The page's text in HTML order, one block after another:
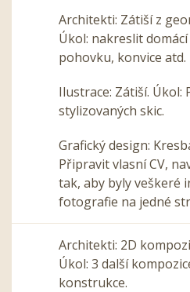
Architekti: Zátiší z
Úkol: nakreslit
pohovku, konvice atd.
Ilustrace: Zátiší. Úkol:
stylizovaných skic.
Grafický design:
Připravit vlasní CV,
tak, aby byly veškeré
fotografie na jedné
Architekti: 2D
Úkol: 3 další
konstrukce.